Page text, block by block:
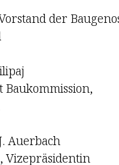
der
Baukommission,
Auerbach
Vizepräsidentin